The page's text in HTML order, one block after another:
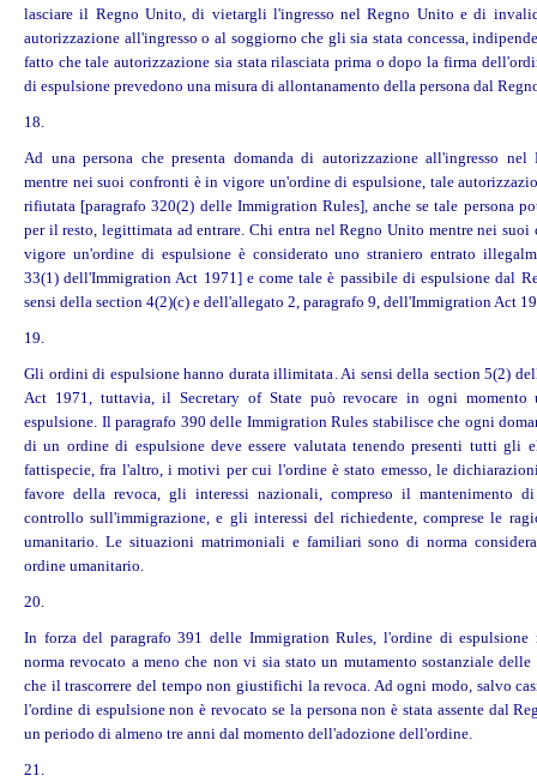
lasciare il Regno Unito, di vietargli l'ingresso nel Regno Unito e di
autorizzazione all'ingresso o al soggiorno che gli sia stata concessa,
fatto che tale autorizzazione sia stata rilasciata prima o dopo la firma
di espulsione prevedono una misura di allontanamento della persona dal
18.
Ad una persona che presenta domanda di autorizzazione all'ingresso nel
mentre nei suoi confronti è in vigore un'ordine di espulsione, tale
rifiutata [paragrafo 320(2) delle Immigration Rules], anche se tale persona
per il resto, legittimata ad entrare. Chi entra nel Regno Unito mentre nei
vigore un'ordine di espulsione è considerato uno straniero entrato
33(1) dell'Immigration Act 1971] e come tale è passibile di espulsione dal
sensi della section 4(2)(c) e dell'allegato 2, paragrafo 9, dell'Immigration Act
19.
Gli ordini di espulsione hanno durata illimitata. Ai sensi della section 5(2)
Act 1971, tuttavia, il Secretary of State può revocare in ogni
espulsione. Il paragrafo 390 delle Immigration Rules stabilisce che ogni
di un ordine di espulsione deve essere valutata tenendo presenti tutti gli
fattispecie, fra l'altro, i motivi per cui l'ordine è stato emesso, le
favore della revoca, gli interessi nazionali, compreso il mantenimento
controllo sull'immigrazione, e gli interessi del richiedente, comprese le
umanitario. Le situazioni matrimoniali e familiari sono di norma
ordine umanitario.
20.
In forza del paragrafo 391 delle Immigration Rules, l'ordine di
norma revocato a meno che non vi sia stato un mutamento sostanziale delle
che il trascorrere del tempo non giustifichi la revoca. Ad ogni modo, salvo
l'ordine di espulsione non è revocato se la persona non è stata assente dal
un periodo di almeno tre anni dal momento dell'adozione dell'ordine.
21.